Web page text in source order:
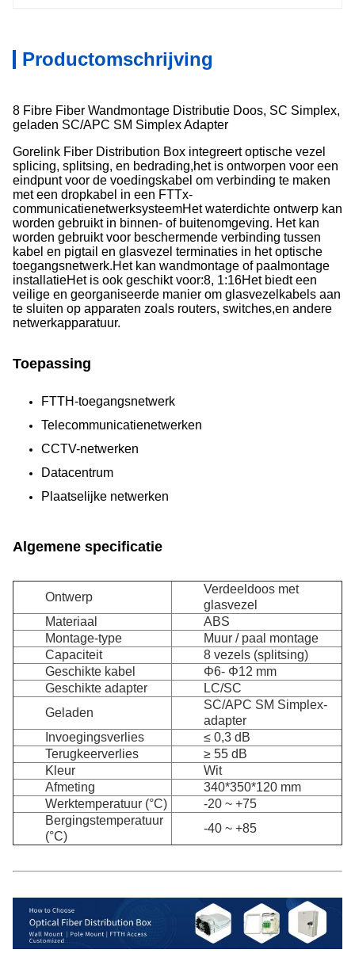
Productomschrijving
8 Fibre Fiber Wandmontage Distributie Doos, SC Simplex,
geladen SC/APC SM Simplex Adapter
Gorelink Fiber Distribution Box integreert optische vezel
splicing, splitsing, en bedrading,het is ontworpen voor een
eindpunt voor de voedingskabel om verbinding te maken
met een dropkabel in een FTTx-
communicatienetwerksysteemHet waterdichte ontwerp kan
worden gebruikt in binnen- of buitenomgeving. Het kan
worden gebruikt voor beschermende verbinding tussen
kabel en pigtail en glasvezel terminaties in het optische
toegangsnetwerk.Het kan wandmontage of paalmontage
installatieHet is ook geschikt voor:8, 1:16Het biedt een
veilige en georganiseerde manier om glasvezelkabels aan
te sluiten op apparaten zoals routers, switches,en andere
netwerkapparatuur.
Toepassing
FTTH-toegangsnetwerk
Telecommunicatienetwerken
CCTV-netwerken
Datacentrum
Plaatselijke netwerken
Algemene specificatie
Ontwerp
Verdeeldoos met
glasvezel
Materiaal
ABS
Montage-type
Muur / paal montage
Capaciteit
8 vezels (splitsing)
Geschikte kabel
Φ6- Φ12 mm
Geschikte adapter
LC/SC
Geladen
SC/APC SM Simplex-
adapter
Invoegingsverlies
≤ 0,3 dB
Terugkeerverlies
≥ 55 dB
Kleur
Wit
Afmeting
340*350*120 mm
Werktemperatuur (°C)
-20 ~ +75
Bergingstemperatuur
(°C)
-40 ~ +85